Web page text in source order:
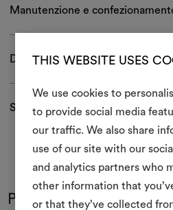
THIS WEBSITE USES
We use cookies to
to provide social media
our traffic. We also share
use of our site with our
and analytics partners who
other information that
or that they’ve collected
Manutenzione e
Download
Spedizioni e resi
Potrebbe interessarti